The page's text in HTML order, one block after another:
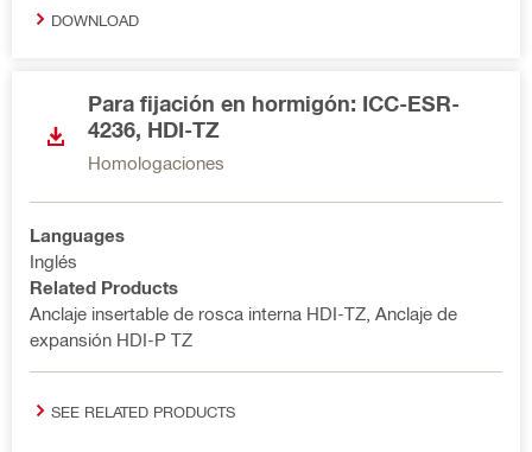
DOWNLOAD
Para fijación en hormigón: ICC-ESR-
4236, HDI-TZ
Homologaciones
Languages
Inglés
Related Products
Anclaje insertable de rosca interna HDI-TZ, Anclaje de
expansión HDI-P TZ
SEE RELATED PRODUCTS